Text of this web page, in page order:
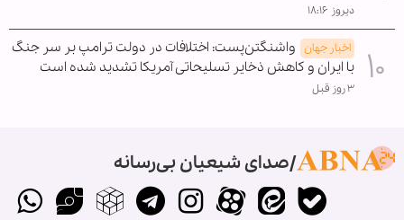
دیروز ۱۸:۱۶
اخبار جهان واشنگتن‌پست: اختلافات در دولت ترامپ بر سر جنگ
با ایران و کاهش ذخایر تسلیحاتی آمریکا تشدید شده است
۳ روز قبل
صدای شیعیان بی‌رسانه